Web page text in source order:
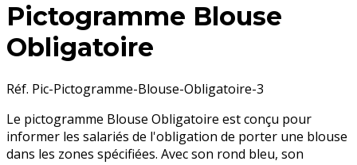
Pictogramme Blouse
Obligatoire
Réf. Pic-Pictogramme-Blouse-Obligatoire-3
Le pictogramme Blouse Obligatoire est conçu pour
informer les salariés de l'obligation de porter une blouse
dans les zones spécifiées. Avec son rond bleu, son